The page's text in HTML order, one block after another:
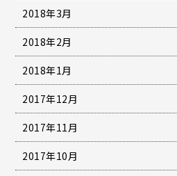
2018年3月
2018年2月
2018年1月
2017年12月
2017年11月
2017年10月